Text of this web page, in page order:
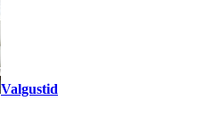
Valgustid